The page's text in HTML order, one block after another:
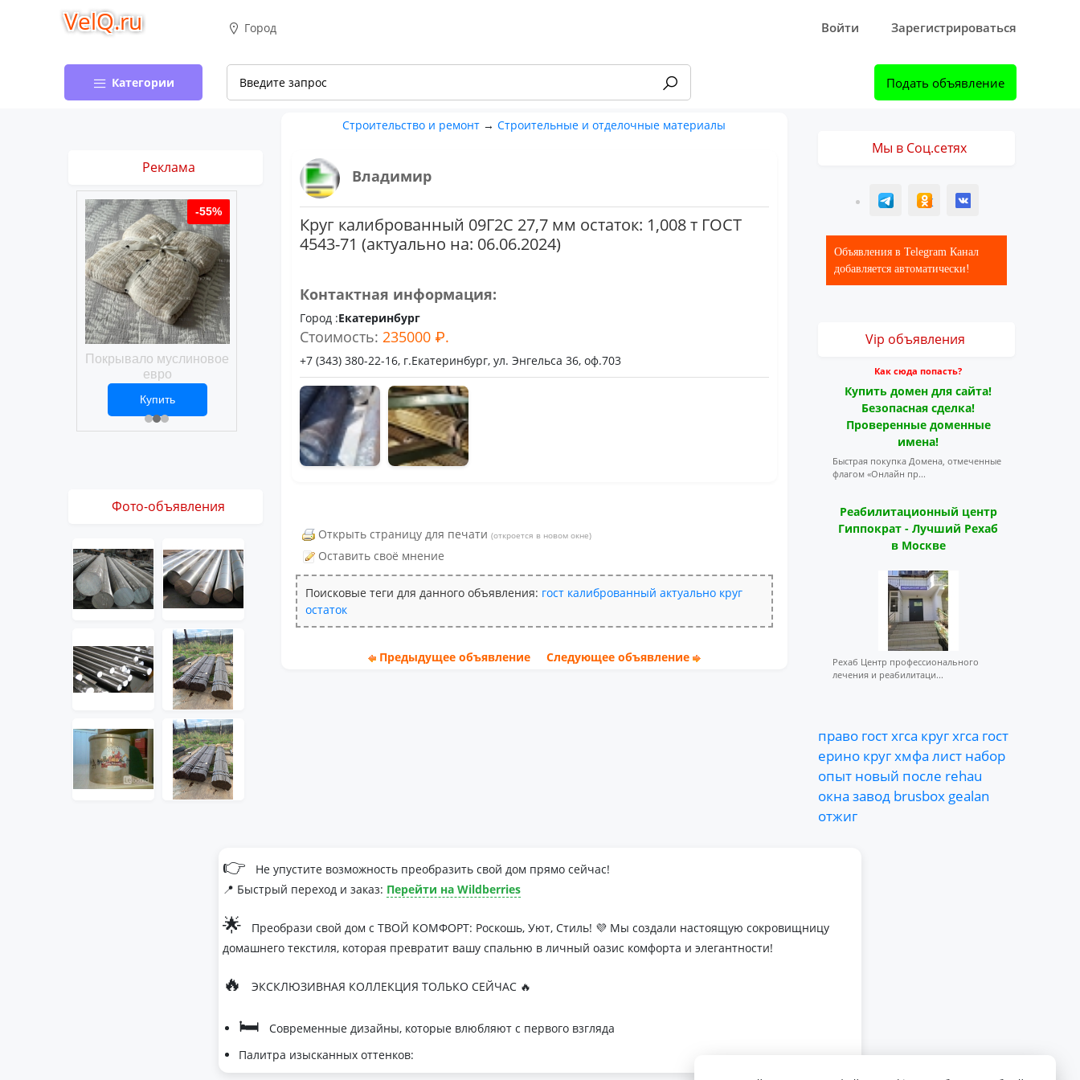
VelQ.ru Город Войти Зарегистрироваться
Категории Подать объявление
Строительство и ремонт →Строительные и отделочные материалы
Владимир
Круг калиброванный 09Г2С 27,7 мм остаток: 1,008 т ГОСТ
4543-71 (актуально на: 06.06.2024)
Контактная информация:
Город :Екатеринбург
Стоимость:235000 ₽.
+7 (343) 380-22-16, г.Екатеринбург, ул. Энгельса 36, оф.703
Открыть страницу для печати (откроется в новом окне)
Оставить своё мнение
Поисковые теги для данного объявления: гост калиброванный актуально круг
остаток
Предыдущее объявление Следующее объявление
Реклама
-55%
Покрывало муслиновое
евро
2 469 ₽
Купить
-55%
Покрывало вафельное
3 061 ₽
Купить
Фото-объявления
Мы в Соц.сетях
T ОК ВК
Объявления в Telegram Канал
добавляется автоматически!
Vip объявления
Как сюда попасть?
Купить домен для сайта!
Безопасная сделка!
Проверенные доменные
имена!
Быстрая покупка Домена, отмеченные
флагом «Онлайн пр...
Реабилитационный центр
Гиппократ - Лучший Рехаб
в Москве
Рехаб Центр профессионального
лечения и реабилитаци...
право гостхгса кругхгса гост
ерино кругхмфа лист набор
опыт новый после rehau
окна завод brusbox gealan
отжиг
👉
Не упустите возможность преобразить свой дом прямо сейчас!
📍 Быстрый переход и заказ: Перейти на Wildberries
🌟
Преобрази свой дом с ТВОЙ КОМФОРТ: Роскошь, Уют, Стиль! 💜 Мы создали настоящую сокровищницу
домашнего текстиля, которая превратит вашу спальню в личный оазис комфорта и элегантности!
🔥 ЭКСКЛЮЗИВНАЯ КОЛЛЕКЦИЯ ТОЛЬКО СЕЙЧАС 🔥
🛏
Современные дизайны, которые влюбляют с первого взгляда
Палитра изысканных оттенков: